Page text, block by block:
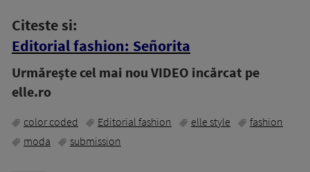
Citeste si:
Editorial fashion: Señorita
Urmăreşte cel mai nou VIDEO incărcat pe
elle.ro
color coded Editorial fashion elle style
fashion
moda
submission